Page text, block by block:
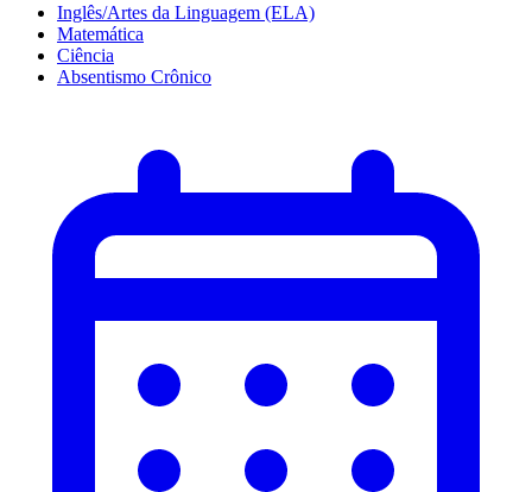
Inglês/Artes da Linguagem (ELA)
Matemática
Ciência
Absentismo Crônico